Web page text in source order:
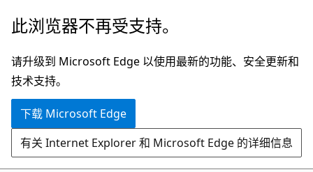
跳
主
要
内
此浏览器不再受支持。
请升级到 Microsoft Edge 以使用最新的功能、安全更新和
技术支持。
下载 Microsoft Edge
有关 Internet Explorer 和 Microsoft Edge 的详细信息